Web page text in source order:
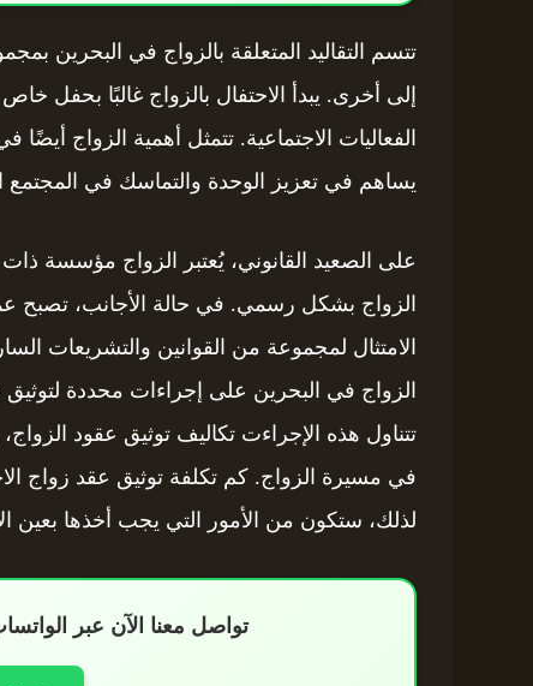
تتسم التقاليد المتعلقة بالزواج في البحرين
إلى أخرى. يبدأ الاحتفال بالزواج غالبًا
الفعاليات الاجتماعية. تتمثل أهمية الزواج أيضًا
يساهم في تعزيز الوحدة والتماسك في المجتمع
على الصعيد القانوني، يُعتبر الزواج مؤسسة
الزواج بشكل رسمي. في حالة الأجانب، تصبح
الامتثال لمجموعة من القوانين والتشريعات
الزواج في البحرين على إجراءات محددة لتوثيق
تتناول هذه الإجراءت تكاليف توثيق عقود
في مسيرة الزواج. كم تكلفة توثيق عقد زواج
لذلك، ستكون من الأمور التي يجب أخذها بعين
تواصل معنا الآن عبر